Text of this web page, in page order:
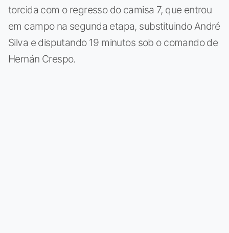
torcida com o regresso do camisa 7, que entrou
em campo na segunda etapa, substituindo André
Silva e disputando 19 minutos sob o comando de
Hernán Crespo.